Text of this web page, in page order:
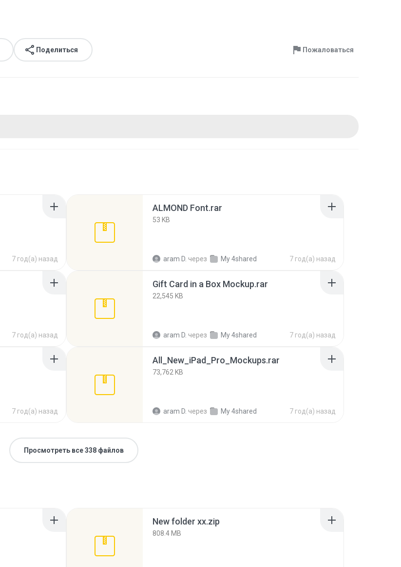
Поделиться Пожаловаться
7 год(а) назад
ALMOND Font.rar
53 KB
aram D. через My 4shared 7 год(а) назад
7 год(а) назад
Gift Card in a Box Mockup.rar
22,545 KB
aram D. через My 4shared 7 год(а) назад
7 год(а) назад
All_New_iPad_Pro_Mockups.rar
73,762 KB
aram D. через My 4shared 7 год(а) назад
Просмотреть все 338 файлов
New folder xx.zip
808.4 MB